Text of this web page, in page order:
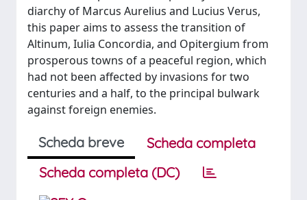
diarchy of Marcus Aurelius and Lucius Verus,
this paper aims to assess the transition of
Altinum, Iulia Concordia, and Opitergium from
prosperous towns of a peaceful region, which
had not been affected by invasions for two
centuries and a half, to the principal bulwark
against foreign enemies.
Scheda breve
Scheda completa
Scheda completa (DC)